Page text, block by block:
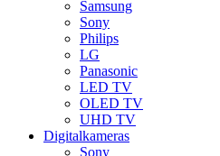
Samsung
Sony
Philips
LG
Panasonic
LED TV
OLED TV
UHD TV
Digitalkameras
Sony